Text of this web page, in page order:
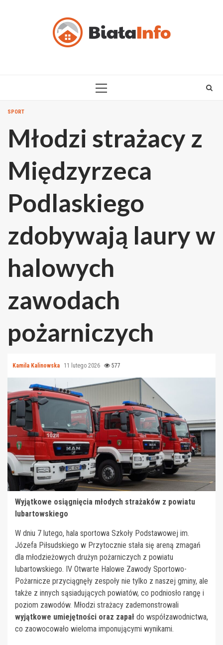
PRIMARY
SPORT
Młodzi strażacy z
Międzyrzeca
Podlaskiego
zdobywają laury w
halowych
zawodach
pożarniczych
Kamila Kalinowska 11 lutego 2026 577
Wyjątkowe osiągnięcia młodych strażaków z powiatu
lubartowskiego
W dniu 7 lutego, hala sportowa Szkoły Podstawowej im.
Józefa Piłsudskiego w Przytocznie stała się areną zmagań
dla młodzieżowych drużyn pożarniczych z powiatu
lubartowskiego. IV Otwarte Halowe Zawody Sportowo-
Pożarnicze przyciągnęły zespoły nie tylko z naszej gminy, ale
także z innych sąsiadujących powiatów, co podniosło rangę i
poziom zawodów. Młodzi strażacy zademonstrowali
wyjątkowe umiejętności oraz zapał do współzawodnictwa,
co zaowocowało wieloma imponującymi wynikami.